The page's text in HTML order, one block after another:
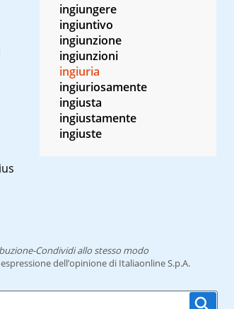
ingiungere
ingiuntivo
ingiunzione
ingiunzioni
ingiuria
ingiuriosamente
ingiusta
ingiustamente
ingiuste
Condividi allo stesso modo
dell’opinione di Italiaonline S.p.A.